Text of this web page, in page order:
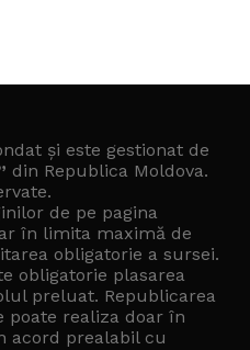
și este gestionat de
din Republica Moldova.
de pe pagina
în limita maximă de
obligatorie a sursei.
obligatorie plasarea
preluat. Republicarea
poate realiza doar în
acord prealabil cu